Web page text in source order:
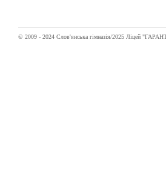
© 2009 - 2024 Слов'янська гімназія/2025 Ліцей